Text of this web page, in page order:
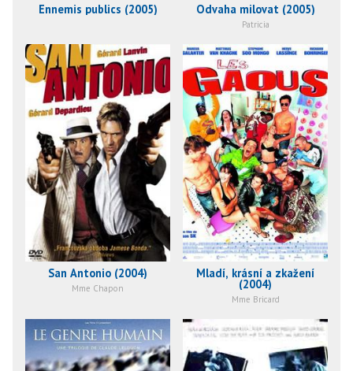
Ennemis publics (2005) Odvaha milovat (2005)
Patricia
San Antonio (2004)
Mme Chapon
Mladí, krásní a zkažení
(2004)
Mme Bricard